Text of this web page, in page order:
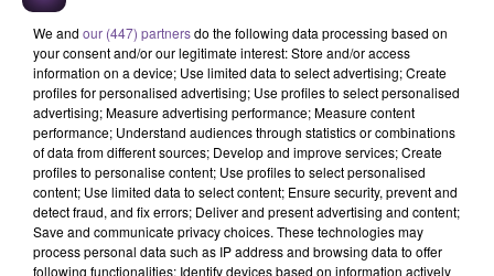
Cet élément est masqué compte-tenu du refus du
dépôt de cookies que vous avez exprimé. Si vous
souhaitez l'afficher, merci de nous donner votre accord
en cliquant sur le bouton ci-dessous.
Afficher l'élément
We and our (447) partnersdo the following data processing based on
your consent and/or our legitimate interest: Store and/or access
information on a device; Use limited data to select advertising; Create
profiles for personalised advertising; Use profiles to select personalised
advertising; Measure advertising performance; Measure content
performance; Understand audiences through statistics or combinations
of data from different sources; Develop and improve services; Create
profiles to personalise content; Use profiles to select personalised
content; Use limited data to select content; Ensure security, prevent and
detect fraud, and fix errors; Deliver and present advertising and content;
Save and communicate privacy choices. These technologies may
process personal data such as IP address and browsing data to offer
following functionalities: Identify devices based on information actively